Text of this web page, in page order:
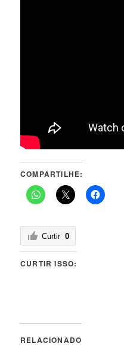
COMPARTILHE:
Curtir 0
CURTIR ISSO:
RELACIONADO